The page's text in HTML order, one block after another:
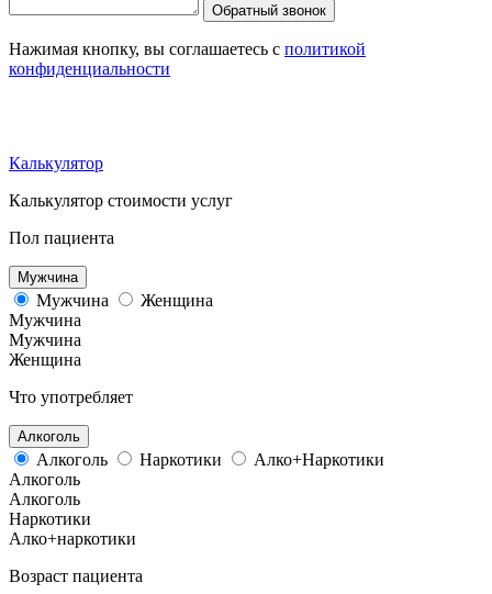
Обратный звонок
Нажимая кнопку, вы соглашаетесь с политикой
конфиденциальности
Калькулятор
Калькулятор стоимости услуг
Пол пациента
Мужчина
Мужчина
Женщина
Мужчина
Мужчина
Женщина
Что употребляет
Алкоголь
Алкоголь Наркотики
Алко+Наркотики
Алкоголь
Алкоголь
Наркотики
Алко+наркотики
Возраст пациента